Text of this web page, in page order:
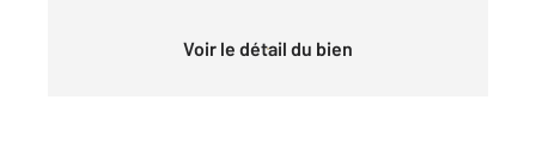
Voir le détail du bien